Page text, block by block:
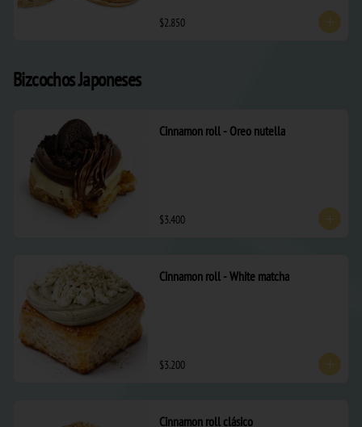
$2.850
Bizcochos Japoneses
Cinnamon roll - Oreo nutella
$3.400
Cinnamon roll - White matcha
$3.200
Cinnamon roll clásico